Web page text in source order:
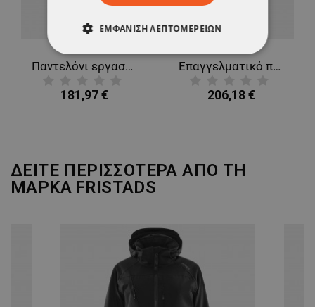
Παντελόνι εργασίας FRISTADS CRAFTSMAN 4-STRETCH DARK BLUE
181,97 €
Επαγγελματικό πυρίμαχο παντελόνι για συγκόλληση FRISTADS FLAME WELDING DARK BLUE
206,18 €
ΔΕΙΤΕ ΠΕΡΙΣΣΟΤΕΡΑ ΑΠΟ ΤΗ
ΜΑΡΚΑ FRISTADS
ΕΜΦΆΝΙΣΗ ΛΕΠΤΟΜΕΡΕΙΏΝ
ΑΠΟΛΎΤΩΣ ΑΠΑΡΑΊΤΗΤΑ
ΑΠΌΔΟΣΗΣ ΣΤΌΧΕΥΣΗΣ